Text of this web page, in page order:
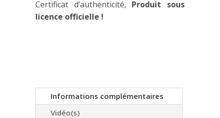
Certificat d’authenticité, Produit sous
licence officielle !
Informations complémentaires
Vidéo(s)